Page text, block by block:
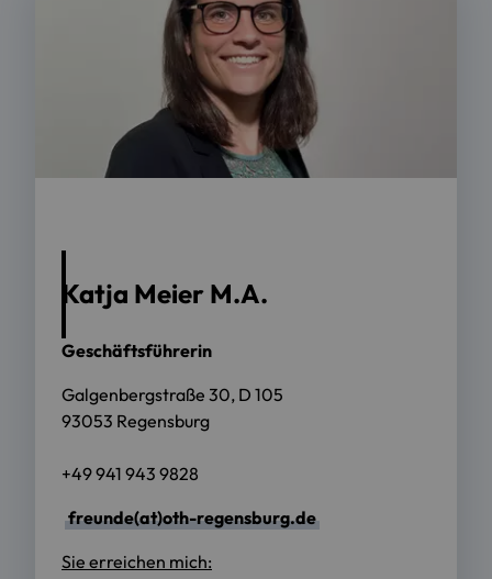
Katja Meier M.A.
Geschäftsführerin
Galgenbergstraße 30, D 105
93053 Regensburg
+49 941 943 9828
freunde(at)oth-regensburg.de
Sie erreichen mich: